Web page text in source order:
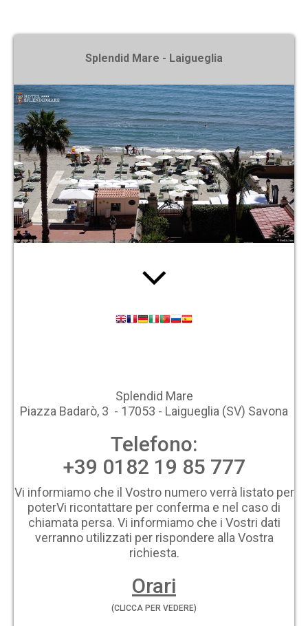
Splendid Mare - Laigueglia
Splendid Mare
Piazza Badarò, 3 - 17053 - Laigueglia (SV) Savona
Telefono:
+39 0182 19 85 777
Vi informiamo che il Vostro numero verrà listato per
poterVi ricontattare per conferma e nel caso di
chiamata persa. Vi informiamo che i Vostri dati
verranno utilizzati per rispondere alla Vostra
richiesta.
Orari
(CLICCA PER VEDERE)